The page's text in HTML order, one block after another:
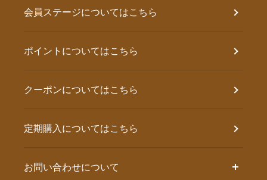
会員ステージについてはこちら
ポイントについてはこちら
クーポンについてはこちら
定期購入についてはこちら
お問い合わせについて